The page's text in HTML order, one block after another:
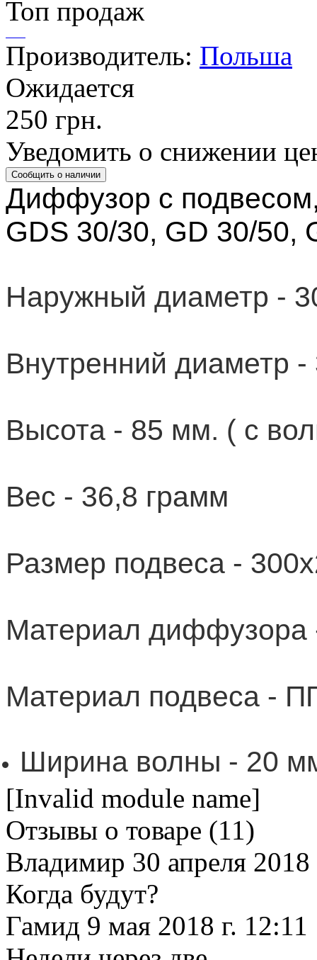
Топ продаж
Производитель: Польша
Ожидается
250 грн.
Уведомить о снижении
Диффузор с
GDS 30/30, GD 30/50,
Наружный диаметр -
Внутренний диаметр
Высота - 85 мм. ( с
Вес - 36,8 грамм
Размер подвеса -
Материал диффузора
Материал подвеса -
Ширина волны - 20
[Invalid module name]
Отзывы о товаре (11)
Владимир 30 апреля 2018
Когда будут?
Гамид 9 мая 2018 г. 12:11